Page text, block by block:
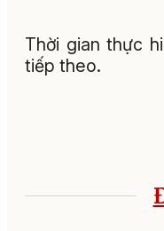
Thời gian thực
tiếp theo.